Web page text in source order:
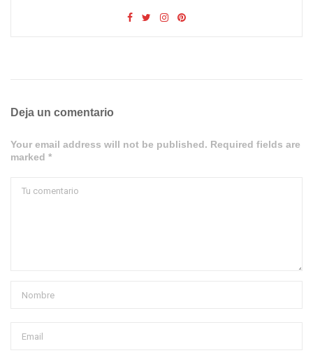
Deja un comentario
Your email address will not be published. Required fields are
marked *